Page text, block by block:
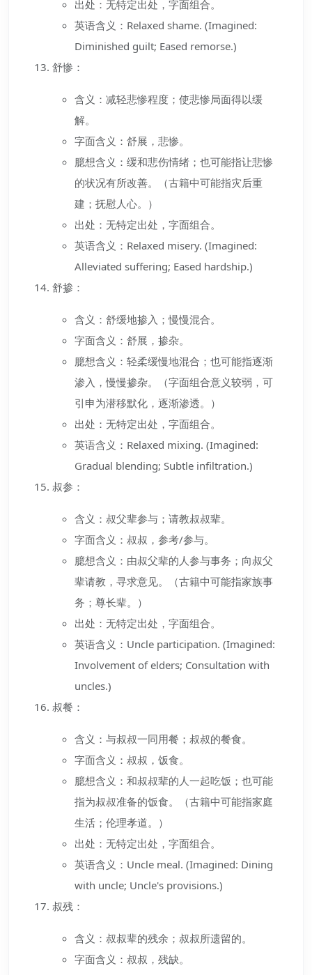
出处：无特定出处，字面组合。
英语含义：Relaxed shame. (Imagined:
Diminished guilt; Eased remorse.)
舒惨：
含义：减轻悲惨程度；使悲惨局面得以缓
解。
字面含义：舒展，悲惨。
臆想含义：缓和悲伤情绪；也可能指让悲惨
的状况有所改善。（古籍中可能指灾后重
建；抚慰人心。）
出处：无特定出处，字面组合。
英语含义：Relaxed misery. (Imagined:
Alleviated suffering; Eased hardship.)
舒掺：
含义：舒缓地掺入；慢慢混合。
字面含义：舒展，掺杂。
臆想含义：轻柔缓慢地混合；也可能指逐渐
渗入，慢慢掺杂。（字面组合意义较弱，可
引申为潜移默化，逐渐渗透。）
出处：无特定出处，字面组合。
英语含义：Relaxed mixing. (Imagined:
Gradual blending; Subtle infiltration.)
叔参：
含义：叔父辈参与；请教叔叔辈。
字面含义：叔叔，参考/参与。
臆想含义：由叔父辈的人参与事务；向叔父
辈请教，寻求意见。（古籍中可能指家族事
务；尊长辈。）
出处：无特定出处，字面组合。
英语含义：Uncle participation. (Imagined:
Involvement of elders; Consultation with
uncles.)
叔餐：
含义：与叔叔一同用餐；叔叔的餐食。
字面含义：叔叔，饭食。
臆想含义：和叔叔辈的人一起吃饭；也可能
指为叔叔准备的饭食。（古籍中可能指家庭
生活；伦理孝道。）
出处：无特定出处，字面组合。
英语含义：Uncle meal. (Imagined: Dining
with uncle; Uncle's provisions.)
叔残：
含义：叔叔辈的残余；叔叔所遗留的。
字面含义：叔叔，残缺。